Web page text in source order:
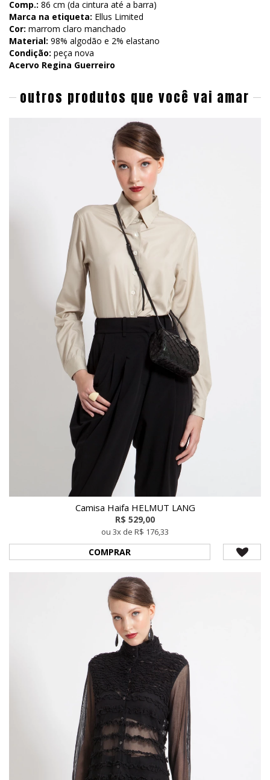
Comp.: 86 cm (da cintura até a barra)
Marca na etiqueta: Ellus Limited
Cor: marrom claro manchado
Material: 98% algodão e 2% elastano
Condição: peça nova
Acervo Regina Guerreiro
outros produtos que você vai amar
Camisa Haifa HELMUT LANG
R$ 529,00
ou 3x de R$ 176,33
COMPRAR